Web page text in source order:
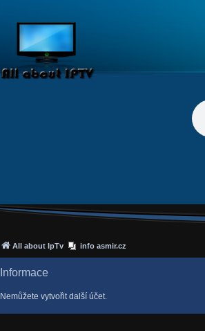
All about IpTv info asmir.cz
Informace
Nemůžete vytvořit další účet.